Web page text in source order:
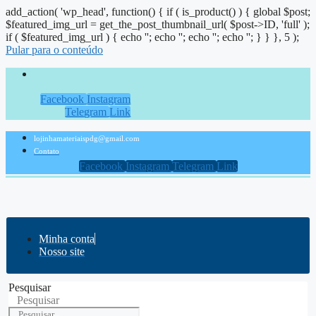
add_action( 'wp_head', function() { if ( is_product() ) { global $post;
$featured_img_url = get_the_post_thumbnail_url( $post->ID, 'full' );
if ( $featured_img_url ) { echo ''; echo ''; echo ''; echo ''; } } }, 5 );
Pular para o conteúdo
Facebook Instagram
Telegram Link
lojinhamateriaispdg@gmail.com
Contato
Facebook Instagram Telegram Link
Minha conta
Nosso site
Pesquisar
Pesquisar